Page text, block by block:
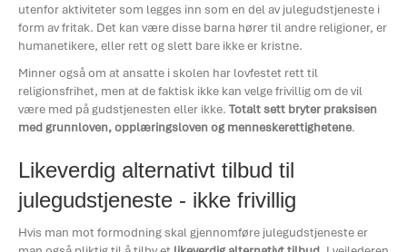
utenfor aktiviteter som legges inn som en del av julegudstjeneste i
form av fritak. Det kan være disse barna hører til andre religioner, er
humanetikere, eller rett og slett bare ikke er kristne.
Minner også om at ansatte i skolen har lovfestet rett til
religionsfrihet, men at de faktisk ikke kan velge frivillig om de vil
være med på gudstjenesten eller ikke. Totalt sett bryter praksisen
med grunnloven, opplæringsloven og menneskerettighetene.
Likeverdig alternativt tilbud til
julegudstjeneste - ikke frivillig
Hvis man mot formodning skal gjennomføre julegudstjeneste er